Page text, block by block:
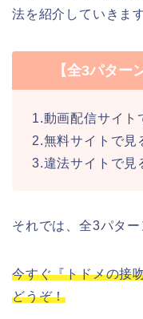
法を紹介していきます
【全3パター
1.動画配信サイト
2.無料サイトで見
3.違法サイトで見
それでは、全3パタ
今すぐ『トドメの接
どうぞ！